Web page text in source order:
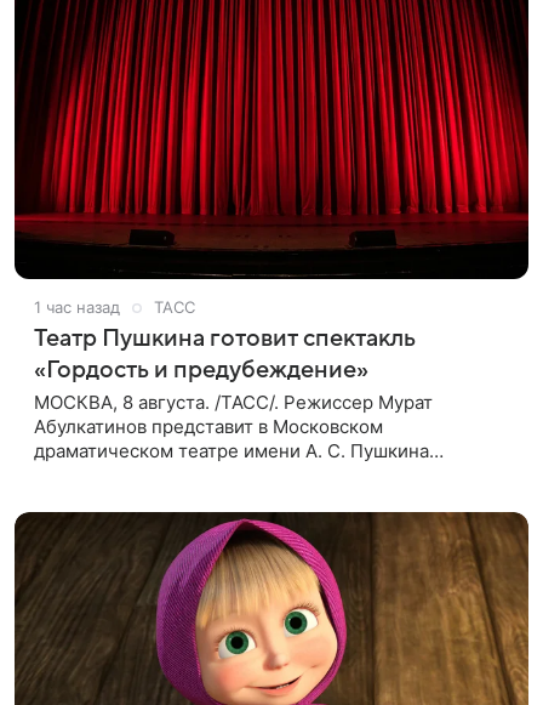
1 час назад ТАСС
Театр Пушкина готовит спектакль
«Гордость и предубеждение»
МОСКВА, 8 августа. /ТАСС/. Режиссер Мурат
Абулкатинов представит в Московском
драматическом театре имени А. С. Пушкина